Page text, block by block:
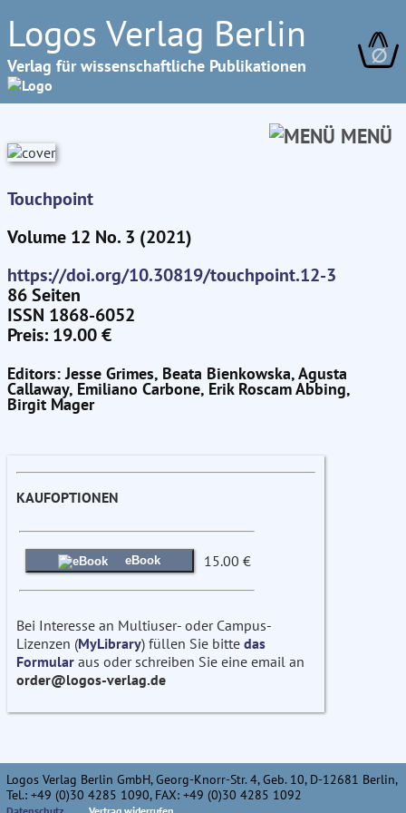
Logos Verlag Berlin
Verlag für wissenschaftliche Publikationen ∅
MENÜ
Touchpoint
Volume 12 No. 3 (2021)
https://doi.org/10.30819/touchpoint.12-3
86 Seiten
ISSN 1868-6052
Preis: 19.00 €
Editors: Jesse Grimes, Beata Bienkowska, Agusta
Callaway, Emiliano Carbone, Erik Roscam Abbing,
Birgit Mager
KAUFOPTIONEN
eBook 15.00 €
Bei Interesse an Multiuser- oder Campus-
Lizenzen (MyLibrary) füllen Sie bitte das
Formular aus oder schreiben Sie eine email an
order@logos-verlag.de
Logos Verlag Berlin GmbH, Georg-Knorr-Str. 4, Geb. 10, D-12681 Berlin,
Tel.: +49 (0)30 4285 1090, FAX: +49 (0)30 4285 1092